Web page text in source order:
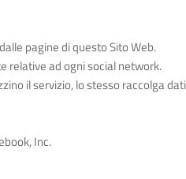
pagine di questo Sito Web.
relative ad ogni social network.
il servizio, lo stesso raccolga
Inc.